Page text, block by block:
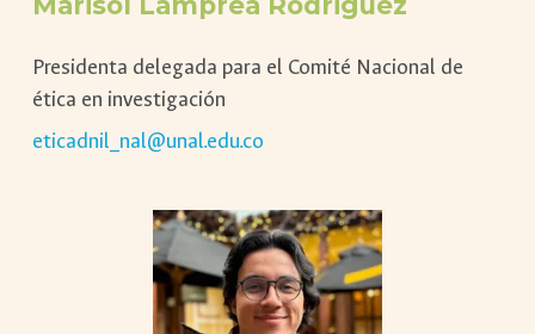
Presidenta delegada para el Comité Nacional de
ética en investigación
eticadnil_nal@unal.edu.co